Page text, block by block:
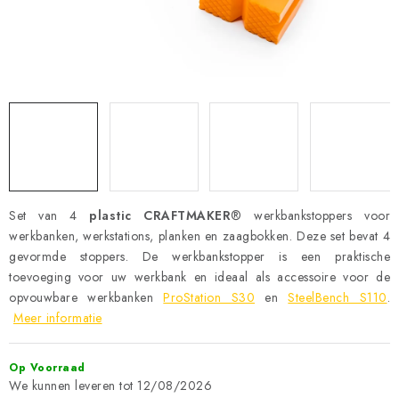
Set van 4 plastic CRAFTMAKER® werkbankstoppers voor
werkbanken, werkstations, planken en zaagbokken. Deze set bevat 4
gevormde stoppers. De werkbankstopper is een praktische
toevoeging voor uw werkbank en ideaal als accessoire voor de
opvouwbare werkbankenProStation S30 enSteelBench S110.
Meer informatie
Op Voorraad
12/08/2026